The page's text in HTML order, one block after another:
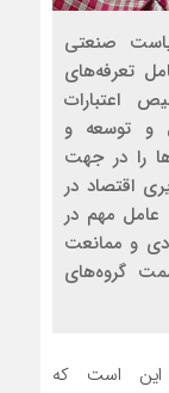
صنعتی
تعرفه‌های
اعتبارات
و توسعه و
را در جهت
اقتصاد در
عامل مهم در
و ممانعت
گروه‌های
این است که